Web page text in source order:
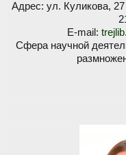
Адрес: ул. Куликова,
E-mail:
Сфера научной